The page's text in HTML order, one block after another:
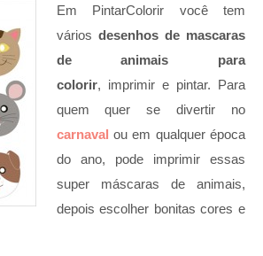
Em PintarColorir você tem
vários desenhos de mascaras
de animais para
colorir, imprimir e pintar. Para
quem quer se divertir no
carnaval ou em qualquer época
do ano, pode imprimir essas
super máscaras de animais,
depois escolher bonitas cores e